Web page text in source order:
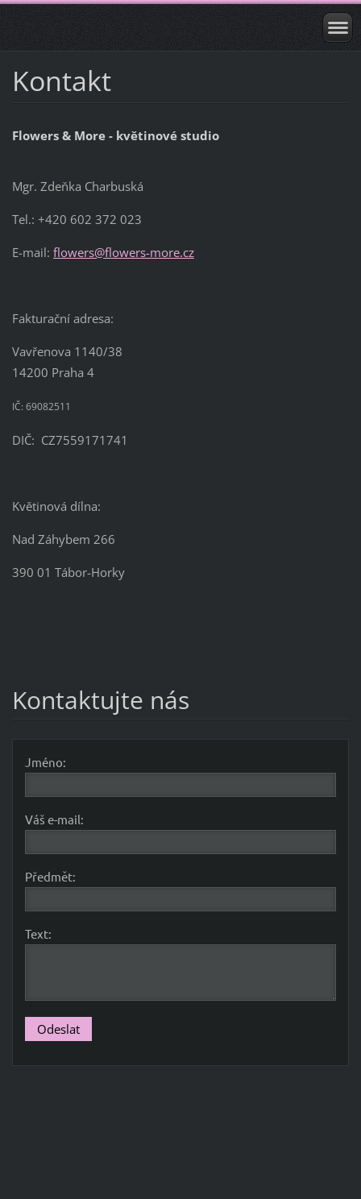
Kontakt
Flowers & More - květinové studio
Mgr. Zdeňka Charbuská
Tel.: +420 602 372 023
E-mail: flowers@flowers-more.cz
Fakturační adresa:
Vavřenova 1140/38
14200 Praha 4
IČ: 69082511
DIČ: CZ7559171741
Květinová dílna:
Nad Záhybem 266
390 01 Tábor-Horky
Kontaktujte nás
Jméno:
Váš e-mail:
Předmět:
Text: